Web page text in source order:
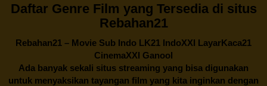
Daftar Genre Film yang Tersedia di situs
Rebahan21
Rebahan21 – Movie Sub Indo LK21 IndoXXI LayarKaca21
CinemaXXI Ganool
Ada banyak sekali situs streaming yang bisa digunakan
untuk menyaksikan tayangan film yang kita inginkan dengan